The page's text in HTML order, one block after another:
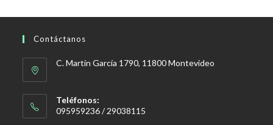
Contáctanos
C. Martín García 1790, 11800 Montevideo
Teléfonos:
095959236 / 29038115